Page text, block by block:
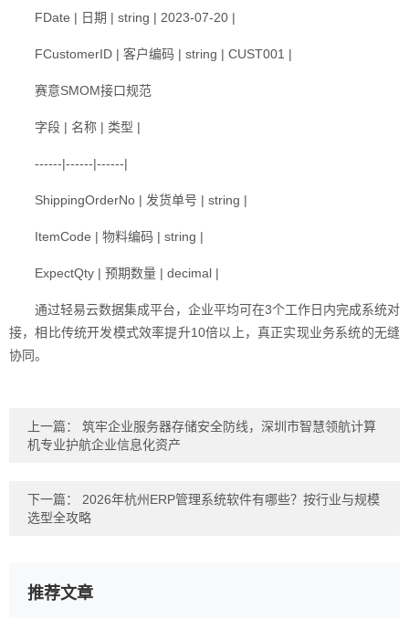
FDate | 日期 | string | 2023-07-20 |
FCustomerID | 客户编码 | string | CUST001 |
赛意SMOM接口规范
字段 | 名称 | 类型 |
------|------|------|
ShippingOrderNo | 发货单号 | string |
ItemCode | 物料编码 | string |
ExpectQty | 预期数量 | decimal |
通过轻易云数据集成平台，企业平均可在3个工作日内完成系统对
接，相比传统开发模式效率提升10倍以上，真正实现业务系统的无缝
协同。
上一篇： 筑牢企业服务器存储安全防线，深圳市智慧领航计算
机专业护航企业信息化资产
下一篇： 2026年杭州ERP管理系统软件有哪些？按行业与规模
选型全攻略
推荐文章